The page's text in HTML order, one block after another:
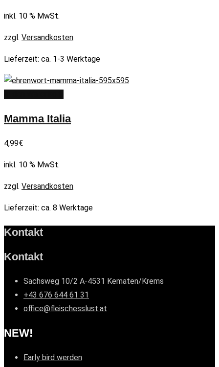
inkl. 10 % MwSt.
zzgl. Versandkosten
Lieferzeit: ca. 1-3 Werktage
Mamma Italia
4,99€
inkl. 10 % MwSt.
zzgl. Versandkosten
Lieferzeit: ca. 8 Werktage
Kontakt
Kontakt
Sachsweg 10/2 A-4531 Kematen/Krems
+43 676 644 61 31
office@fleischesslust.at
NEW!
Early bird werden